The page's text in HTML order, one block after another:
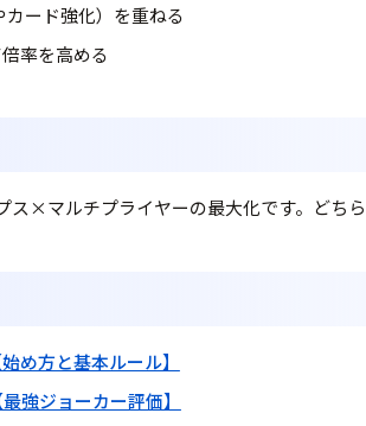
ード強化）を重ねる
率を高める
ス×マルチプライヤーの最大化です。どち
め方と基本ルール】
強ジョーカー評価】